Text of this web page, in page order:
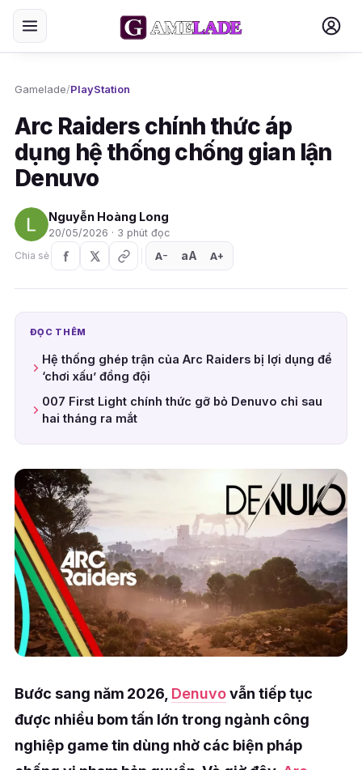
Gamelade/PlayStation
Arc Raiders chính thức áp
dụng hệ thống chống gian lận
Denuvo
Nguyễn Hoàng Long
20/05/2026 · 3 phút đọc
Chia sẻ
A− aA A+
ĐỌC THÊM
Hệ thống ghép trận của Arc Raiders bị lợi dụng để
‘chơi xấu’ đồng đội
007 First Light chính thức gỡ bỏ Denuvo chỉ sau
hai tháng ra mắt
Bước sang năm 2026, Denuvovẫn tiếp tục
được nhiều bom tấn lớn trong ngành công
nghiệp game tin dùng nhờ các biện pháp